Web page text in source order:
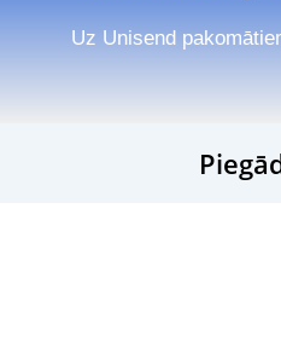
Uz Unisend